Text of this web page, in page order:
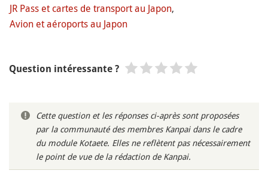
JR Pass et cartes de transport au Japon,
Avion et aéroports au Japon
Question intéressante ?
Cette question et les réponses ci-après sont proposées
par la communauté des membres Kanpai dans le cadre
du module Kotaete. Elles ne reflètent pas nécessairement
le point de vue de la rédaction de Kanpai.